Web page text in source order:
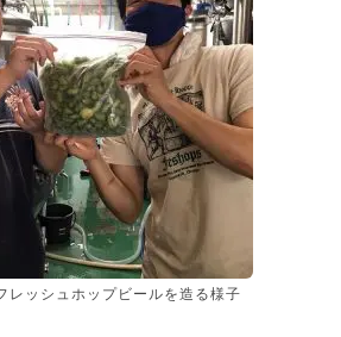
レッシュホップビールを造る様子